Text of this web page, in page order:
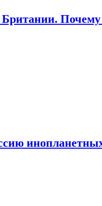
Почему